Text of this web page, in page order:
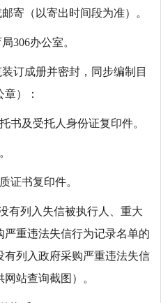
寄（以寄出时间段为准）。
306办公室。
订成册并密封，同步编制目
）：
书及受托人身份证复印件。
证书复印件。
有列入失信被执行人、重大
重违法失信行为记录名单的
列入政府采购严重违法失信
站查询截图）。